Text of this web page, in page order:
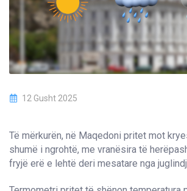
12 Gusht 2025
Të mërkurën, në Maqedoni pritet mot
shumë i ngrohtë, me vranësira të
fryjë erë e lehtë deri mesatare nga